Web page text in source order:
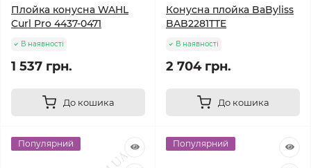
Плойка конусна WAHL
Curl Pro 4437-0471
В наявності
1 537 грн.
До кошика
Конусна плойка BaByliss
BAB2281TTE
В наявності
2 704 грн.
До кошика
Популярний Популярний